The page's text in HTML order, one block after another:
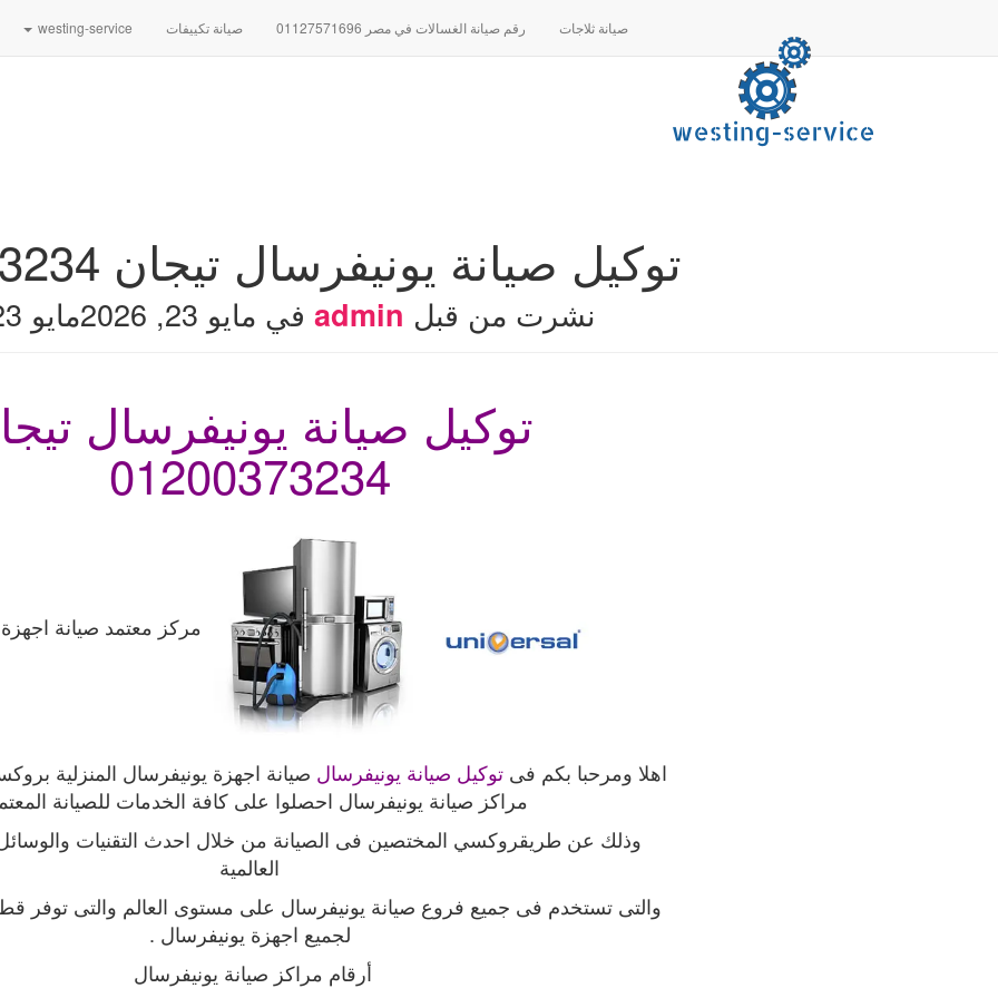
صيانة ثلاجات رقم صيانة الغسالات في مصر 01127571696 صيانة تكييفات westing-service
توكيل صيانة يونيفرسال تيجان 01200373234
نشرت من قبل admin في مايو 23, 2026 مايو 23, 2026
توكيل صيانة يونيفرسال
01200373234
مركز معتمد صيانة
اهلا ومرحبا بكم فىتوكيل صيانة يونيفرسال صيانة اجهزة يونيفرسال المنزلية
مراكز صيانة يونيفرسال احصلوا على كافة الخدمات للصيانة
وذلك عن طريقروكسي المختصين فى الصيانة من خلال احدث التقنيات والوسائل
العالمية
والتى تستخدم فى جميع فروع صيانة يونيفرسال على مستوى العالم والتى توفر
لجميع اجهزة يونيفرسال .
أرقام مراكز صيانة يونيفرسال